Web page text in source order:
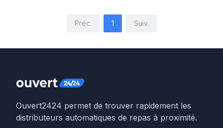
Préc. 1 Suiv.
Ouvert2424 permet de trouver rapidement les
distributeurs automatiques de repas à proximité.